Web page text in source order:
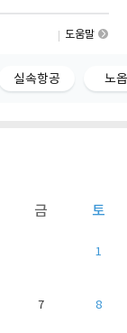
도움말
실속항공 노
금 토
1
7 8